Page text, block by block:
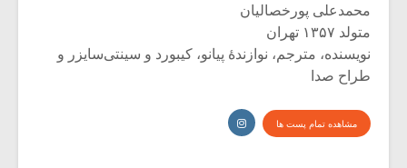
محمدعلی پورخصالیان
متولد ۱۳۵۷ تهران
نویسنده، مترجم، نوازندۀ پیانو، کیبورد و سینتی‌سایزر و
طراح صدا
مشاهده تمام پست ها